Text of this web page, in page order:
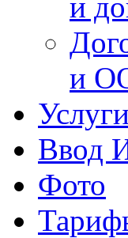
и
Услуги
Ввод
Фото